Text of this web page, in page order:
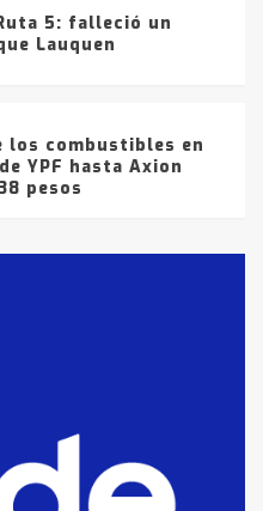
5: falleció un
Lauquen
los combustibles en
YPF hasta Axion
pesos
por
de drogas en la